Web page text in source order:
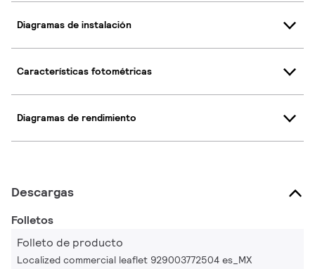
Diagramas de instalación
Características fotométricas
Diagramas de rendimiento
Descargas
Folletos
Folleto de producto
Localized commercial leaflet 929003772504 es_MX